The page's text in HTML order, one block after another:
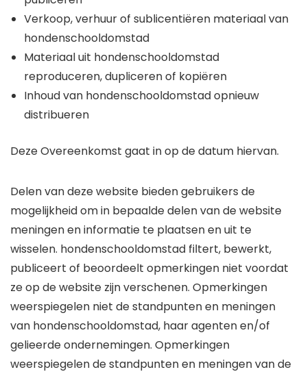
Verkoop, verhuur of sublicentiëren materiaal van
hondenschooldomstad
Materiaal uit hondenschooldomstad
reproduceren, dupliceren of kopiëren
Inhoud van hondenschooldomstad opnieuw
distribueren
Deze Overeenkomst gaat in op de datum hiervan.
Delen van deze website bieden gebruikers de
mogelijkheid om in bepaalde delen van de website
meningen en informatie te plaatsen en uit te
wisselen. hondenschooldomstad filtert, bewerkt,
publiceert of beoordeelt opmerkingen niet voordat
ze op de website zijn verschenen. Opmerkingen
weerspiegelen niet de standpunten en meningen
van hondenschooldomstad, haar agenten en/of
gelieerde ondernemingen. Opmerkingen
weerspiegelen de standpunten en meningen van de